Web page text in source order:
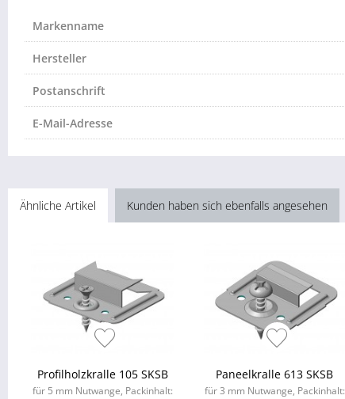
Markenname
Hersteller
Postanschrift
E-Mail-Adresse
Ähnliche Artikel Kunden haben sich ebenfalls angesehen
Profilholzkralle 105 SKSB
für 5 mm Nutwange, Packinhalt:
Paneelkralle 613 SKSB
für 3 mm Nutwange, Packinhalt: